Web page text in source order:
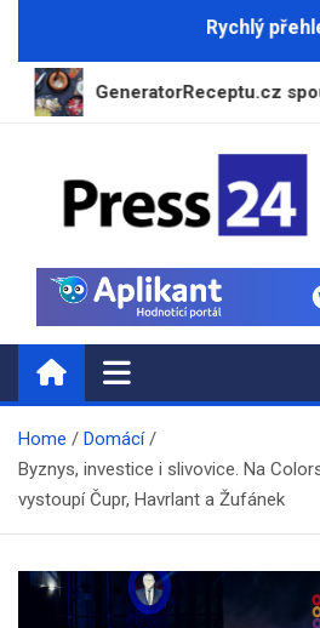
content
Rychlý
GeneratorReceptu.cz spouští
Press24.cz
Zpravodajský a informační portál
Home
Domácí
Byznys, investice i slivovice. Na
vystoupí Čupr, Havrlant a Žufánek